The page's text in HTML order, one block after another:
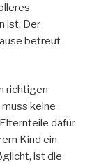
ist. Der
betreut
richtigen
keine
dafür
Kind ein
ist die